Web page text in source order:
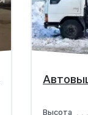
Высота